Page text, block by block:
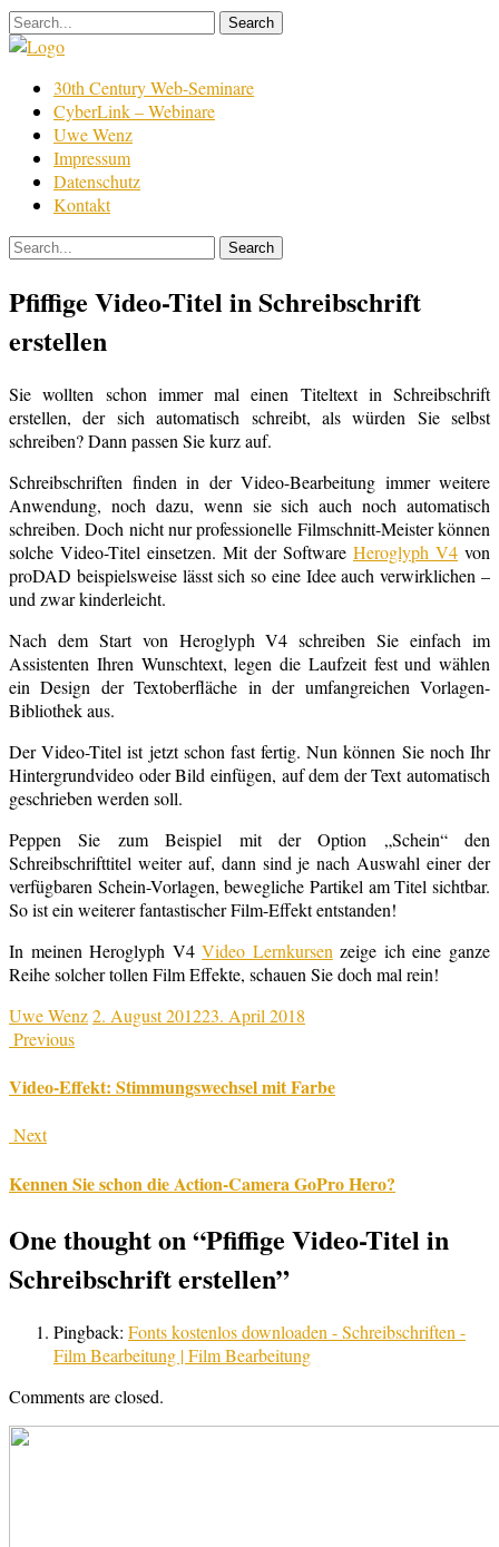
Skip
to
Film
Bearbeitung
30th Century Web-Seminare
CyberLink – Webinare
Uwe Wenz
Impressum
Datenschutz
Kontakt
Pfiffige Video-Titel in Schreibschrift
erstellen
Sie wollten schon immer mal einen Titeltext in Schreibschrift
erstellen, der sich automatisch schreibt, als würden Sie selbst
schreiben? Dann passen Sie kurz auf.
Schreibschriften finden in der Video-Bearbeitung immer weitere
Anwendung, noch dazu, wenn sie sich auch noch automatisch
schreiben. Doch nicht nur professionelle Filmschnitt-Meister können
solche Video-Titel einsetzen. Mit der Software Heroglyph V4 von
proDAD beispielsweise lässt sich so eine Idee auch verwirklichen –
und zwar kinderleicht.
Nach dem Start von Heroglyph V4 schreiben Sie einfach im
Assistenten Ihren Wunschtext, legen die Laufzeit fest und wählen
ein Design der Textoberfläche in der umfangreichen Vorlagen-
Bibliothek aus.
Der Video-Titel ist jetzt schon fast fertig. Nun können Sie noch Ihr
Hintergrundvideo oder Bild einfügen, auf dem der Text automatisch
geschrieben werden soll.
Peppen Sie zum Beispiel mit der Option „Schein“ den
Schreibschrifttitel weiter auf, dann sind je nach Auswahl einer der
verfügbaren Schein-Vorlagen, bewegliche Partikel am Titel sichtbar.
So ist ein weiterer fantastischer Film-Effekt entstanden!
In meinen Heroglyph V4Video Lernkursen zeige ich eine ganze
Reihe solcher tollen Film Effekte, schauen Sie doch mal rein!
Uwe Wenz2. August 201223. April 2018
Previous
Video-Effekt: Stimmungswechsel mit Farbe
Next
Kennen Sie schon die Action-Camera GoPro Hero?
One thought on “Pfiffige Video-Titel in
Schreibschrift erstellen”
Pingback: Fonts kostenlos downloaden - Schreibschriften -
Film Bearbeitung | Film Bearbeitung
Comments are closed.